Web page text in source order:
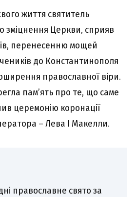
життя святитель
зміцнення Церкви, сприяв
перенесенню мощей
до Константинополя
православної віри.
пам’ять про те, що саме
церемонію коронації
– Лева I Макелли.
православне свято за